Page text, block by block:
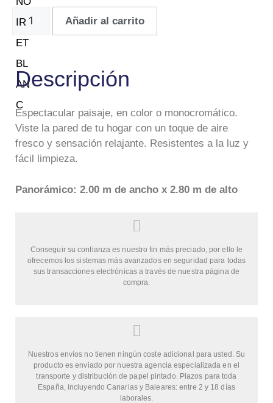
Añadir al carrito
Descripción
Espectacular paisaje, en color o monocromático.
Viste la pared de tu hogar con un toque de aire
fresco y sensación relajante. Resistentes a la luz y
fácil limpieza.
Panorámico: 2.00 m de ancho x 2.80 m de alto
Conseguir su confianza es nuestro fin más preciado, por ello le
ofrecemos los sistemas más avanzados en seguridad para todas
sus transacciones electrónicas a través de nuestra página de
compra.
Nuestros envíos no tienen ningún coste adicional para usted. Su
producto es enviado por nuestra agencia especializada en el
transporte y distribución de papel pintado. Plazos para toda
España, incluyendo Canarias y Baleares: entre 2 y 18 días
laborales.